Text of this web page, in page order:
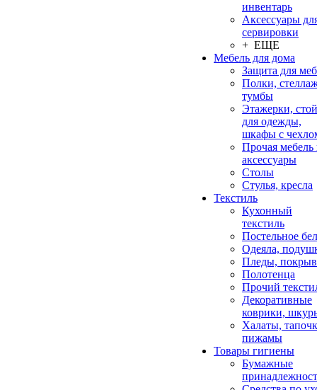
инвентарь
Аксессуары
сервировки
+ ЕЩЕ
Мебель для дома
Защита для
Полки,
тумбы
Этажерки,
для одежды,
шкафы с
Прочая мебель
аксессуары
Столы
Стулья, кресла
Текстиль
Кухонный
текстиль
Постельное
Одеяла,
Пледы,
Полотенца
Прочий
Декоративные
коврики,
Халаты,
пижамы
Товары гигиены
Бумажные